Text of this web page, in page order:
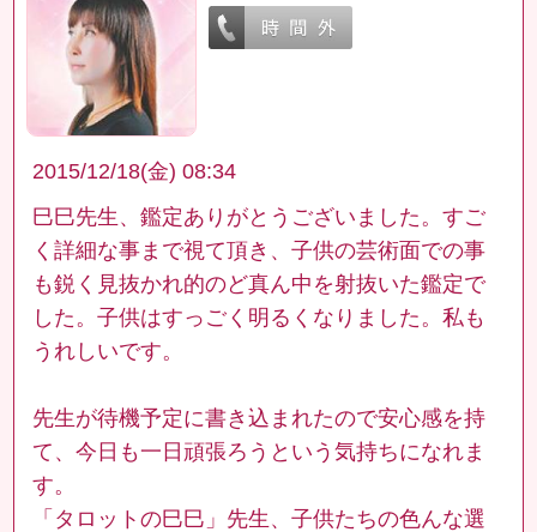
2015/12/18(金) 08:34
巳巳先生、鑑定ありがとうございました。すご
く詳細な事まで視て頂き、子供の芸術面での事
も鋭く見抜かれ的のど真ん中を射抜いた鑑定で
した。子供はすっごく明るくなりました。私も
うれしいです。
先生が待機予定に書き込まれたので安心感を持
て、今日も一日頑張ろうという気持ちになれま
す。
「タロットの巳巳」先生、子供たちの色んな選